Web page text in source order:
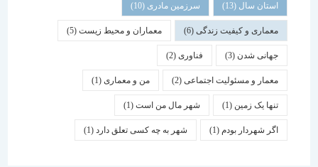
استان سال(13) سرزمین مادری(10)
معماری و کیفیت زندگی(6) معماران و محیط زیست(5)
جهانی شدن(3) فناوری (2)
معمار و مسئولیت اجتماعی (2) من و معماری (1)
تنها یک زمین(1) شهر مال من است(1)
اگر شهردار بودم (1) شهر به چه کسی تعلق دارد(1)